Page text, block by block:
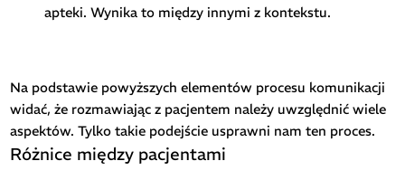
apteki. Wynika to między innymi z kontekstu.
Na podstawie powyższych elementów procesu komunikacji
widać, że rozmawiając z pacjentem należy uwzględnić wiele
aspektów. Tylko takie podejście usprawni nam ten proces.
Różnice między pacjentami